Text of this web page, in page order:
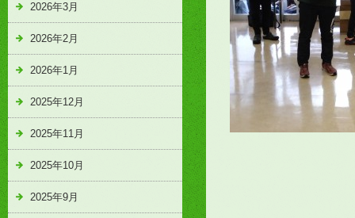
2026年3月
2026年2月
2026年1月
2025年12月
2025年11月
2025年10月
2025年9月